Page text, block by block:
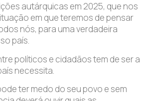
autárquicas em 2025, que nos
em que teremos de pensar
nós, para uma verdadeira
país.
políticos e cidadãos tem de ser a
necessita.
ter medo do seu povo e sem